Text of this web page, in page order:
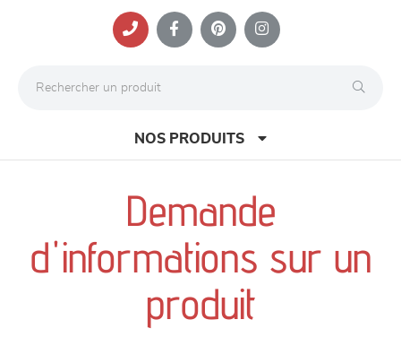
NOS PRODUITS
canapés et fauteuils
séjours
meubles de complément
Demande
d'informations sur un
produit